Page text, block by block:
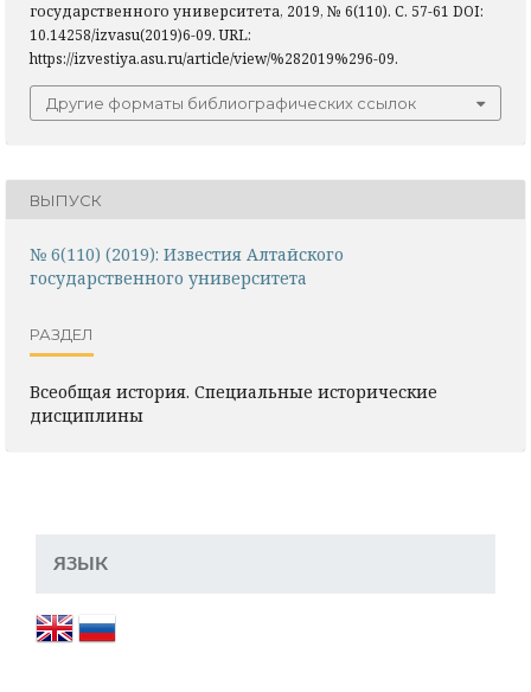
государственного университета, 2019, № 6(110). С. 57-61 DOI:
10.14258/izvasu(2019)6-09. URL:
https://izvestiya.asu.ru/article/view/%282019%296-09.
Другие форматы библиографических ссылок
ВЫПУСК
№ 6(110) (2019): Известия Алтайского
государственного университета
РАЗДЕЛ
Всеобщая история. Специальные исторические
дисциплины
ЯЗЫК